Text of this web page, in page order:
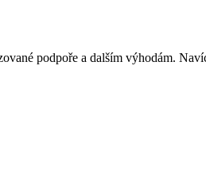
podpoře a dalším výhodám.